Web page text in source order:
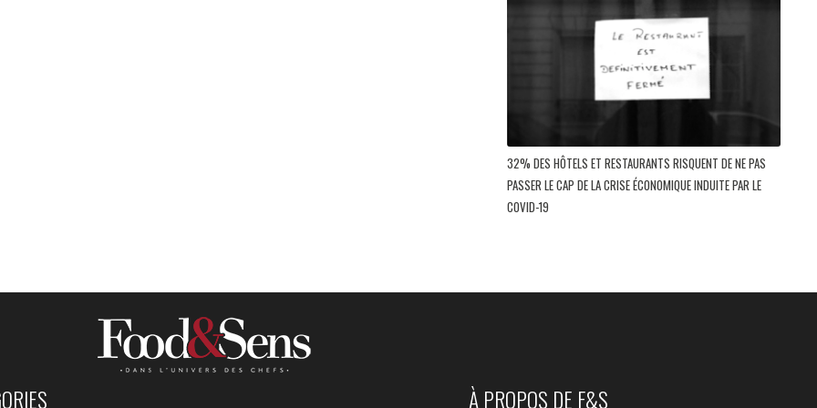
32% DES HÔTELS ET RESTAURANTS RISQUENT DE NE PAS
PASSER LE CAP DE LA CRISE ÉCONOMIQUE INDUITE PAR LE
COVID-19
À PROPOS DE F&S